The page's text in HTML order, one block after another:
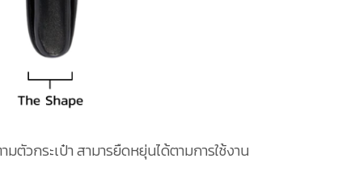
ตัวกระเป๋า สามารยืดหยุ่นได้ตามการใช้งาน